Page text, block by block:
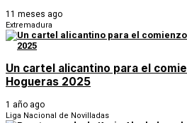
11 meses ago
Extremadura
Un cartel alicantino para el
Hogueras 2025
1 año ago
Liga Nacional de Novilladas